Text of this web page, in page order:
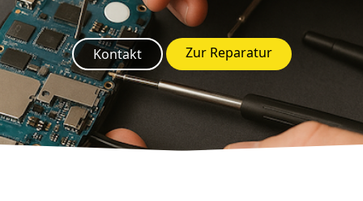
Kontakt Zur Reparatur